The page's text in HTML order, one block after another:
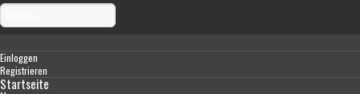
Einloggen
Registrieren
Startseite